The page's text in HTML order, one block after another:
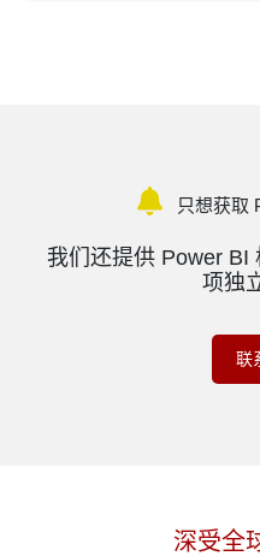
只想获取
我们还提供 Power BI
项独
联
深受全